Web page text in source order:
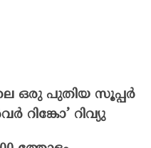
ഒരു പുതിയ സൂപ്പർ
റിങ്കോ’ റിവ്യു